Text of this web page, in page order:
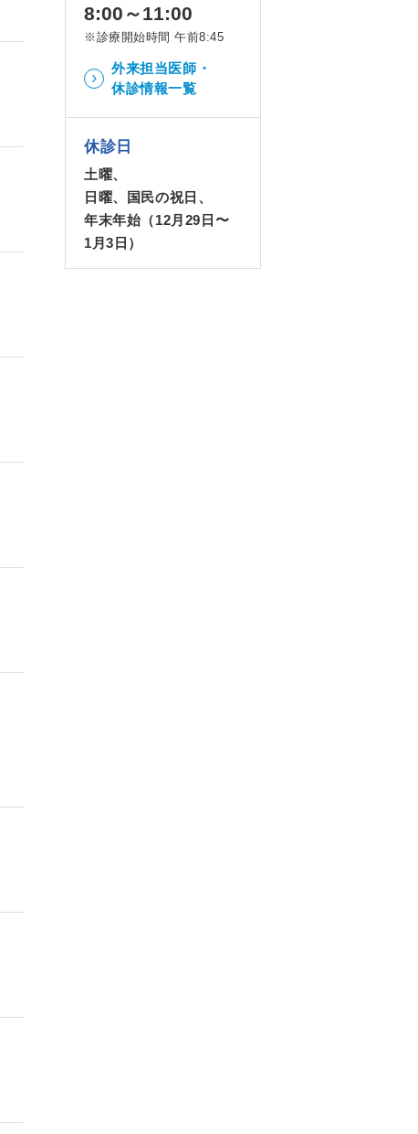
8:00～11:00
※診療開始時間 午前8:45
外来担当医師・
休診情報一覧
休診日
土曜、
日曜、国民の祝日、
年末年始（12月29日〜
1月3日）